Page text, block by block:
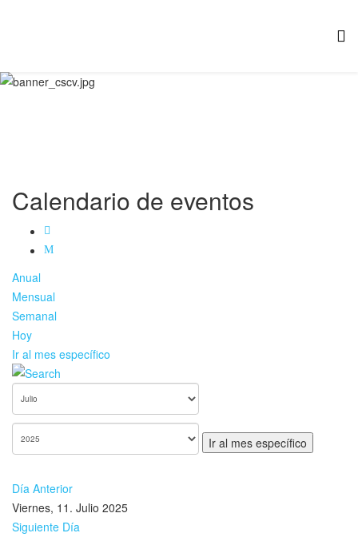
Calendario de eventos
Anual
Mensual
Semanal
Hoy
Ir al mes específico
Ir al mes específico
Día Anterior
Viernes, 11. Julio 2025
Siguiente Día